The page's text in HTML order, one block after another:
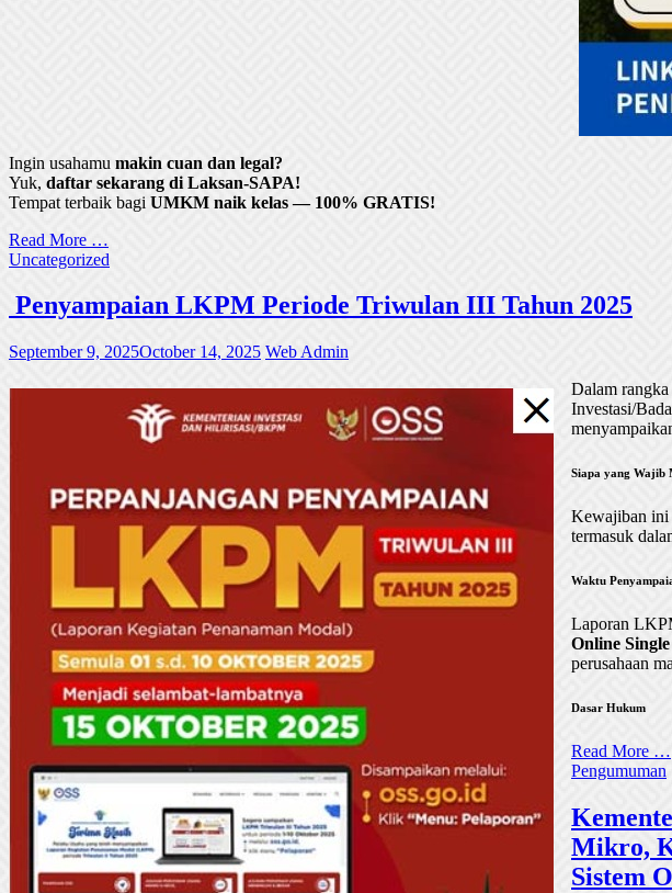
Ingin usahamu makin cuan dan legal?
Yuk, daftar sekarang di Laksan-SAPA!
Tempat terbaik bagi UMKM naik kelas — 100% GRATIS!
Read More …
Uncategorized
Penyampaian LKPM Periode Triwulan III Tahun 2025
September 9, 2025October 14, 2025 Web Admin
Dalam
Investasi/
Siapa yang Wajib
Kewajiban ini
termasuk
Waktu
Laporan
Online
perusahaan
Dasar Hukum
Read More …
Pengumuman
Mikro,
Sistem